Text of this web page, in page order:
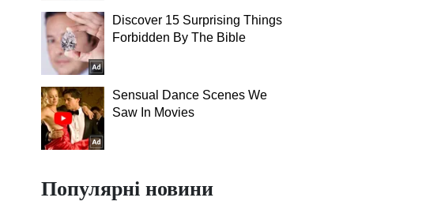
Discover 15 Surprising Things
Forbidden By The Bible
Sensual Dance Scenes We
Saw In Movies
Популярні новини